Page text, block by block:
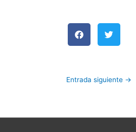
Entrada siguiente →